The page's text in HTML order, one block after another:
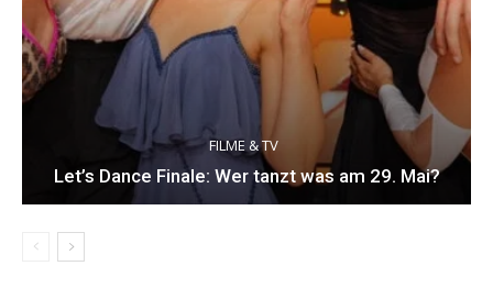
FILME & TV
Let’s Dance Finale: Wer tanzt was am 29. Mai?